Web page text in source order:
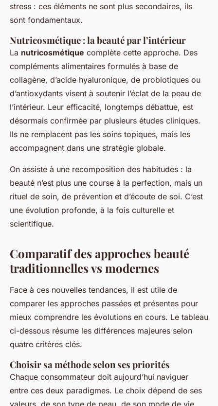
stress : ces éléments ne sont plus secondaires, ils
sont fondamentaux.
Nutricosmétique : la beauté par l’intérieur
La nutricosmétique complète cette approche. Des
compléments alimentaires formulés à base de
collagène, d’acide hyaluronique, de probiotiques ou
d’antioxydants visent à soutenir l’éclat de la peau de
l’intérieur. Leur efficacité, longtemps débattue, est
désormais confirmée par plusieurs études cliniques.
Ils ne remplacent pas les soins topiques, mais les
accompagnent dans une stratégie globale.
On assiste à une recomposition des habitudes : la
beauté n’est plus une course à la perfection, mais un
rituel de soin, de prévention et d’écoute de soi. C’est
une évolution profonde, à la fois culturelle et
scientifique.
Comparatif des approches beauté
traditionnelles vs modernes
Face à ces nouvelles tendances, il est utile de
comparer les approches passées et présentes pour
mieux comprendre les évolutions en cours. Le tableau
ci-dessous résume les différences majeures selon
quatre critères clés.
Choisir sa méthode selon ses priorités
Chaque consommateur doit aujourd’hui naviguer
entre ces deux paradigmes. Le choix dépend de ses